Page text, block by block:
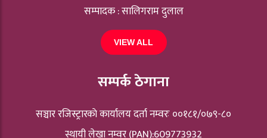
सम्पादक : सालिगराम दुलाल
VIEW ALL
सम्पर्क ठेगाना
सञ्चार रजिस्ट्रारकाे कार्यालय दर्ता नम्वरः ००१८१/०७९-८०
स्थायी लेखा नम्वर (PAN):609773932